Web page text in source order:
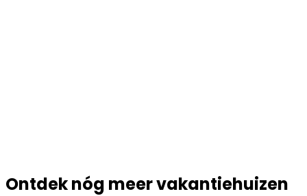
Ontdek nóg meer vakantiehuizen